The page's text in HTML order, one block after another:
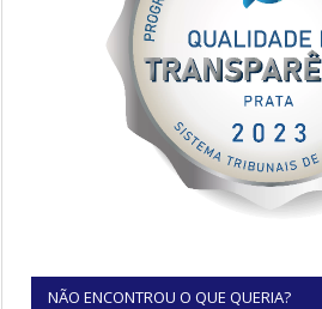
NÃO ENCONTROU O QUE QUERIA?